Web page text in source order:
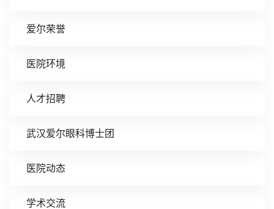
爱尔荣誉
医院环境
人才招聘
武汉爱尔眼科博士团
医院动态
学术交流